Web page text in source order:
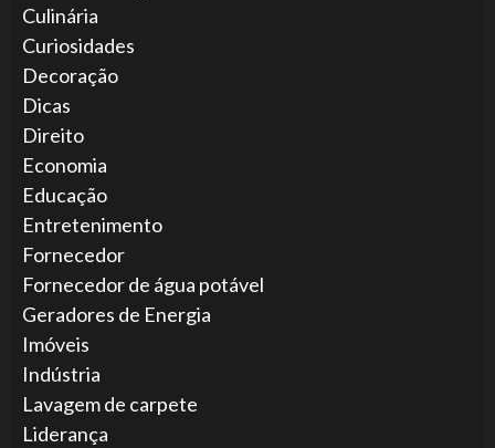
Culinária
Curiosidades
Decoração
Dicas
Direito
Economia
Educação
Entretenimento
Fornecedor
Fornecedor de água potável
Geradores de Energia
Imóveis
Indústria
Lavagem de carpete
Liderança